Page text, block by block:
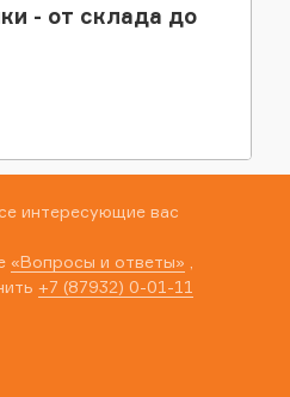
- от склада до
интересующие вас
«Вопросы и ответы»
+7 (87932) 0-01-11